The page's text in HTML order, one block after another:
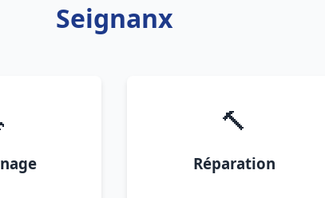
Seignanx
🔨
Réparation